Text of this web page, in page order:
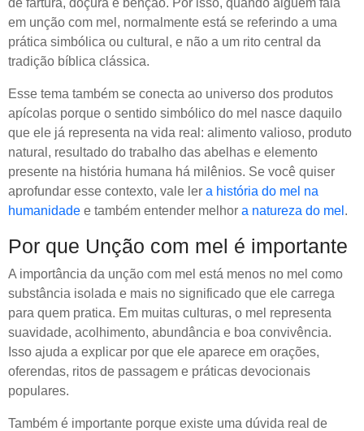
de fartura, doçura e bênção. Por isso, quando alguém fala
em unção com mel, normalmente está se referindo a uma
prática simbólica ou cultural, e não a um rito central da
tradição bíblica clássica.
Esse tema também se conecta ao universo dos produtos
apícolas porque o sentido simbólico do mel nasce daquilo
que ele já representa na vida real: alimento valioso, produto
natural, resultado do trabalho das abelhas e elemento
presente na história humana há milênios. Se você quiser
aprofundar esse contexto, vale ler a história do mel na
humanidade e também entender melhor a natureza do mel .
Por que Unção com mel é importante
A importância da unção com mel está menos no mel como
substância isolada e mais no significado que ele carrega
para quem pratica. Em muitas culturas, o mel representa
suavidade, acolhimento, abundância e boa convivência.
Isso ajuda a explicar por que ele aparece em orações,
oferendas, ritos de passagem e práticas devocionais
populares.
Também é importante porque existe uma dúvida real de